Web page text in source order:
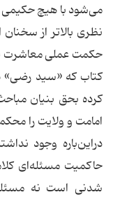
می‌شود با هیچ‌ حکیمی‌
نظری‌ بالاتر از
کتاب‌ که‌ «سید رضی»
کرده‌ بحق‌ بنیان‌
امامت‌ و ولایت‌ را
دراین‌باره‌ وجود
حاکمیت‌ مسئله‌ای‌
شدنی‌ است‌ نه‌